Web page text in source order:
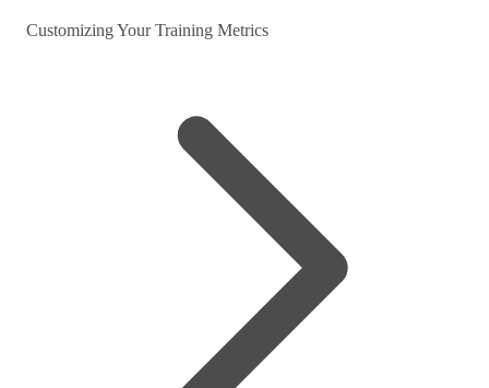
Customizing Your Training Metrics